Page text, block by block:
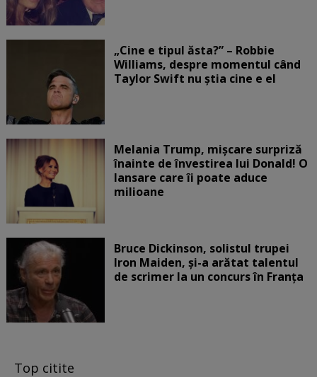
„Cine e tipul ăsta?” – Robbie
Williams, despre momentul când
Taylor Swift nu știa cine e el
Melania Trump, mișcare surpriză
înainte de învestirea lui Donald! O
lansare care îi poate aduce
milioane
Bruce Dickinson, solistul trupei
Iron Maiden, şi-a arătat talentul
de scrimer la un concurs în Franţa
Top citite